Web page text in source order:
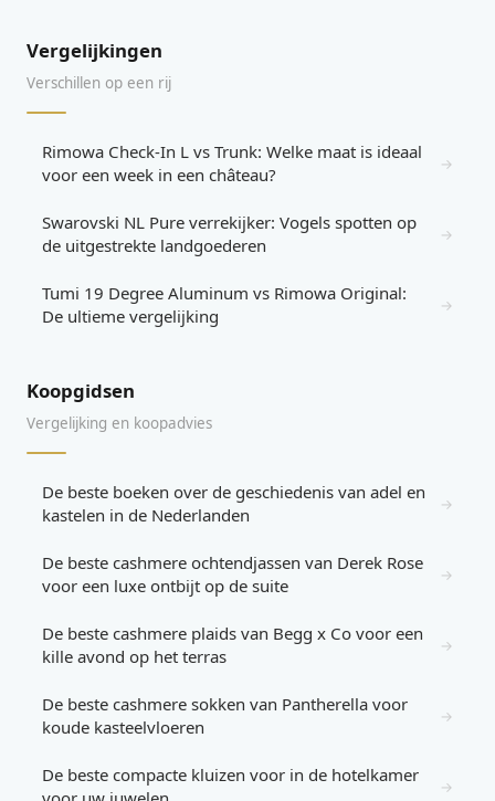
Vergelijkingen
Verschillen op een rij
Rimowa Check-In L vs Trunk: Welke maat is ideaal
voor een week in een château?
→
Swarovski NL Pure verrekijker: Vogels spotten op
de uitgestrekte landgoederen
→
Tumi 19 Degree Aluminum vs Rimowa Original:
De ultieme vergelijking
→
Koopgidsen
Vergelijking en koopadvies
De beste boeken over de geschiedenis van adel en
kastelen in de Nederlanden
→
De beste cashmere ochtendjassen van Derek Rose
voor een luxe ontbijt op de suite
→
De beste cashmere plaids van Begg x Co voor een
kille avond op het terras
→
De beste cashmere sokken van Pantherella voor
koude kasteelvloeren
→
De beste compacte kluizen voor in de hotelkamer
→